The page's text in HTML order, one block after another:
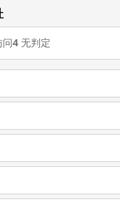
问4 无判定